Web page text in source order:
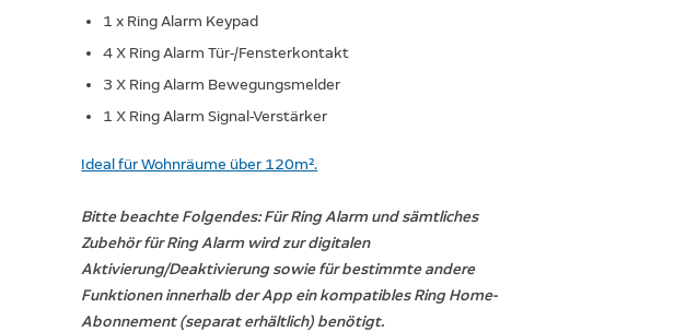
1 x Ring Alarm Keypad
4 X Ring Alarm Tür-/Fensterkontakt
3 X Ring Alarm Bewegungsmelder
1 X Ring Alarm Signal-Verstärker
Ideal für Wohnräume über 120m².
Bitte beachte Folgendes: Für Ring Alarm und sämtliches
Zubehör für Ring Alarm wird zur digitalen
Aktivierung/Deaktivierung sowie für bestimmte andere
Funktionen innerhalb der App ein kompatibles Ring Home-
Abonnement (separat erhältlich) benötigt.